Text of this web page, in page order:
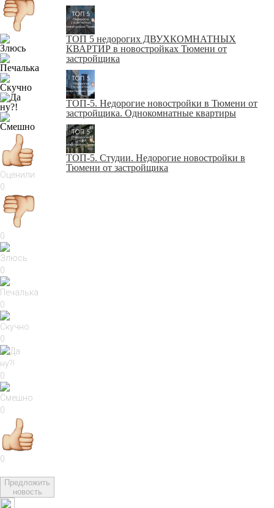
Оценили
0
0
0
0
0
0
0
0
Предложить
новость
ТОП 5 недорогих ДВУХКОМНАТНЫХ
КВАРТИР в новостройках Тюмени от
застройщика
ТОП-5. Недорогие новостройки в Тюмени от
застройщика. Однокомнатные квартиры
ТОП-5. Студии. Недорогие новостройки в
Тюмени от застройщика